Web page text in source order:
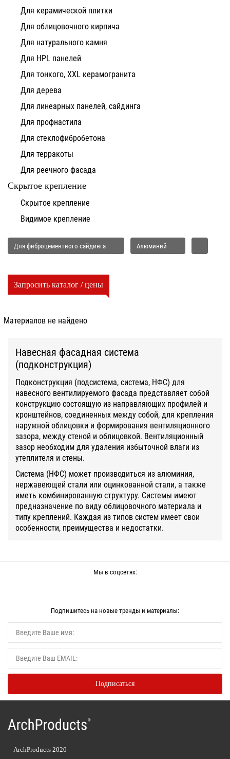
Для керамической плитки
Для облицовочного кирпича
Для натурального камня
Для HPL панелей
Для тонкого, XXL керамогранита
Для дерева
Для линеарных панелей, сайдинга
Для профнастила
Для стеклофибробетона
Для терракоты
Для реечного фасада
Скрытое крепление
Скрытое крепление
Видимое крепление
Для фиброцементного сайдинга Алюминий
Запросить каталог / цены
Материалов не найдено
Навесная фасадная система
(подконструкция)
Подконструкция (подсистема, система, НФС) для
навесного вентилируемого фасада представляет собой
конструкцию состоящую из направляющих профилей и
кронштейнов, соединенных между собой, для крепления
наружной облицовки и формирования вентиляционного
зазора, между стеной и облицовкой. Вентиляционный
зазор необходим для удаления избыточной влаги из
утеплителя и стены.
Система (НФС) может производиться из алюминия,
нержавеющей стали или оцинкованной стали, а также
иметь комбинированную структуру. Системы имеют
предназначение по виду облицовочного материала и
типу креплений. Каждая из типов систем имеет свои
особенности, преимущества и недостатки.
Мы в соцсетях:
Подпишитесь на новые тренды и материалы:
ArchProducts 2020